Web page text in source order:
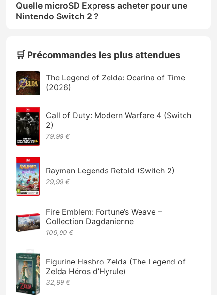
Quelle microSD Express acheter pour une
Nintendo Switch 2 ?
🛒 Précommandes les plus attendues
The Legend of Zelda: Ocarina of Time
(2026)
Call of Duty: Modern Warfare 4 (Switch
2)
79.99 €
Rayman Legends Retold (Switch 2)
29,99 €
Fire Emblem: Fortune’s Weave –
Collection Dagdanienne
109,99 €
Figurine Hasbro Zelda (The Legend of
Zelda Héros d’Hyrule)
32,99 €